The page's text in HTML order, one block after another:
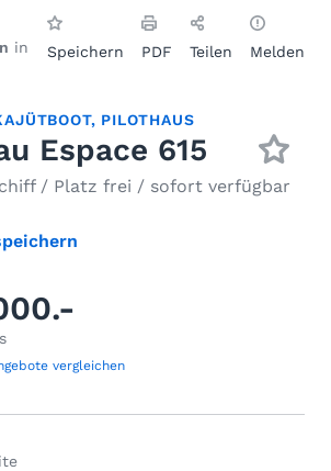
in
Speichern PDF Teilen Melden
, PILOTHAUS
Espace 615
/ Platz frei / sofort verfügbar
vergleichen